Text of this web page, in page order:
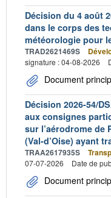
Décision du 4 août
dans le corps des
météorologie pour
TRAD2621469S
signature : 04-08-2026
Document
Décision 2026-54/
aux consignes
sur l’aérodrome de
(Val-d’Oise) ayant
TRAA2617935S
07-07-2026
Date de
Document